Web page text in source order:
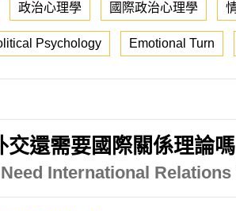
政治心理學 國際政治心理學
Psychology Emotional Turn
交還需要國際關係理論嗎
International